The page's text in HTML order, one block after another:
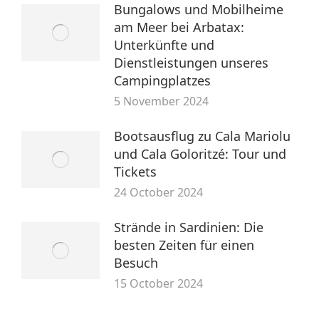
Bungalows und Mobilheime
am Meer bei Arbatax:
Unterkünfte und
Dienstleistungen unseres
Campingplatzes
5 November 2024
Bootsausflug zu Cala Mariolu
und Cala Goloritzé: Tour und
Tickets
24 October 2024
Strände in Sardinien: Die
besten Zeiten für einen
Besuch
15 October 2024